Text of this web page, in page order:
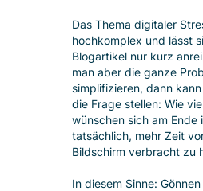
Das Thema digitaler
hochkomplex und lässt
Blogartikel nur kurz
man aber die ganze
simplifizieren, dann
die Frage stellen: Wie
wünschen sich am Ende
tatsächlich, mehr Zeit
Bildschirm verbracht zu
In diesem Sinne: